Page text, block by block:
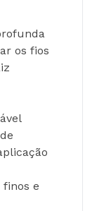
os fios
e